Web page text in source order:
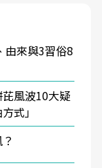
由來與3習俗8
風波10大疑
式」